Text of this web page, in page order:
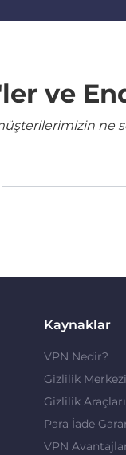
ve
ne
Kaynaklar
VPN Nedir?
Gizlilik Merkezi
Gizlilik Araçları
Para İade
VPN